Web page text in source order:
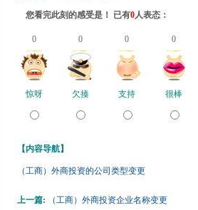
您看完此刻的感受是！ 已有0人表态：
0 0 0 0
惊呀 欠揍 支持 很棒
【内容导航】
（工商）外商投资的公司类型变更
上一篇:
（工商）外商投资企业名称变更